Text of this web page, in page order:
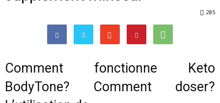
285
Comment fonctionne Keto
BodyTone? Comment doser?